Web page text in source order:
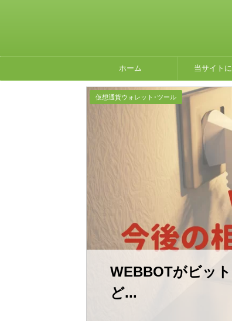
ホーム 当サイト
仮想通貨ウォレット･ツール
WEBBOTがビッ
ど...